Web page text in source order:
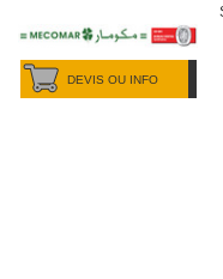
DEVIS OU INFO